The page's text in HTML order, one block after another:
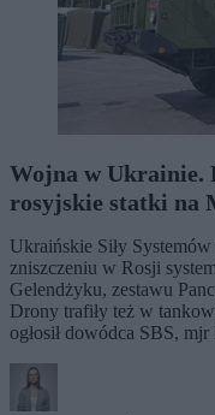
Wojna w Ukrainie.
rosyjskie statki na
Ukraińskie Siły
zniszczeniu w Rosji
Gelendżyku, zestawu
Drony trafiły też w
ogłosił dowódca SBS,